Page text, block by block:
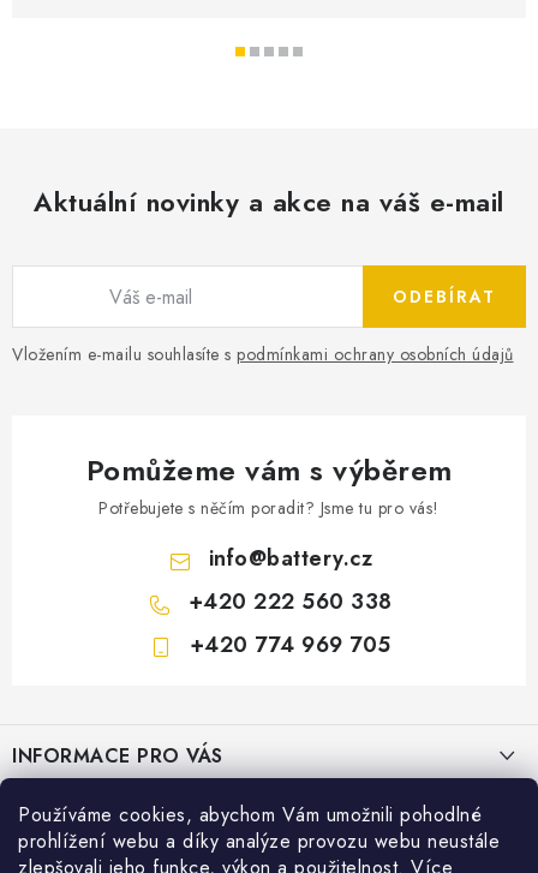
Používáme cookies, abychom Vám umožnili pohodlné
prohlížení webu a díky analýze provozu webu neustále
Aktuální novinky a akce na váš e-mail
Vložením e-mailu souhlasíte s podmínkami ochrany osobních údajů
ODEBÍRAT
Pomůžeme vám s výběrem
Potřebujete s něčím poradit? Jsme tu pro vás!
info@battery.cz
+420 222 560 338
+420 774 969 705
pINFORMACE PRO VÁS
KONTAKTY
POŠTOVNÉ A DOPRAVA
PRODEJNY BATTERY.CZ
Prodejna Brno - Pražákova ul.